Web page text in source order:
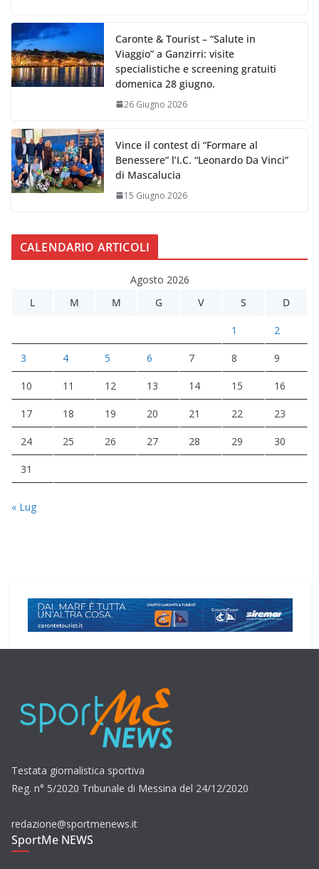
Caronte & Tourist – “Salute in
Viaggio” a Ganzirri: visite
specialistiche e screening gratuiti
domenica 28 giugno.
26 Giugno 2026
Vince il contest di “Formare al
Benessere” l’I.C. “Leonardo Da Vinci”
di Mascalucia
15 Giugno 2026
CALENDARIO ARTICOLI
Agosto 2026
L
M M G V S D
1 2
3 4 5 6 7 8 9
10 11 12 13 14 15 16
17 18 19 20 21 22 23
24 25 26 27 28 29 30
31
« Lug
Testata giornalistica sportiva
Reg. n° 5/2020 Tribunale di Messina del 24/12/2020
redazione@sportmenews.it
SportMe NEWS